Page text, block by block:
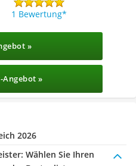
1 Bewertung
»
Angebot »
2026
Wählen Sie Ihren